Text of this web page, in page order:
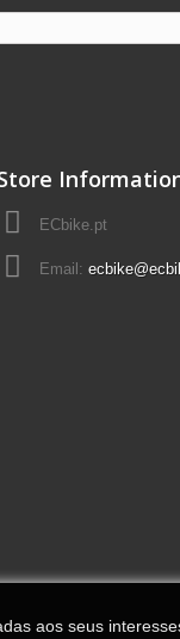
ECbike.pt
Email:
aos seus